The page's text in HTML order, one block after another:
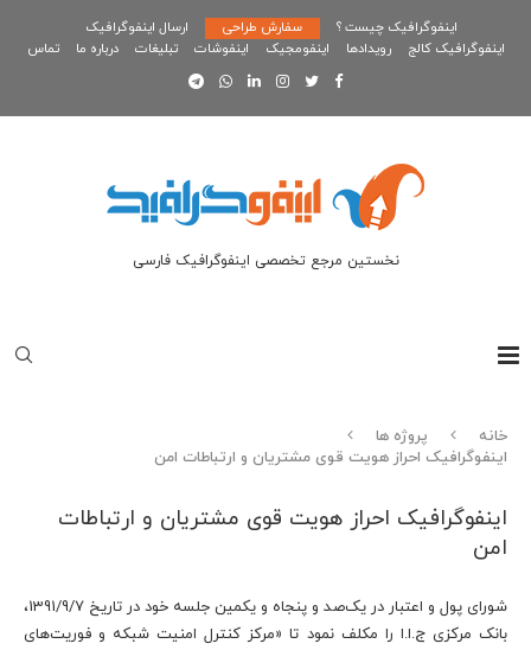
اینفوگرافیک چیست ؟ سفارش طراحی
ارسال اینفوگرافیک
اینفوگرافیک کالج
رویدادها اینفومجیک اینفوشات تبلیغات درباره ما تماس
نخستین مرجع تخصصی اینفوگرافیک فارسی
خانه
پروژه ها
اینفوگرافیک احراز هویت قوی مشتریان و ارتباطات امن
اینفوگرافیک احراز هویت قوی مشتریان و ارتباطات
امن
شورای پول و اعتبار در یک‌صد و پنجاه و یکمین جلسه خود در تاریخ 1391/9/7،
بانک مرکزی ج.ا.ا را مکلف نمود تا «مرکز کنترل امنیت شبکه و فوریت‌های